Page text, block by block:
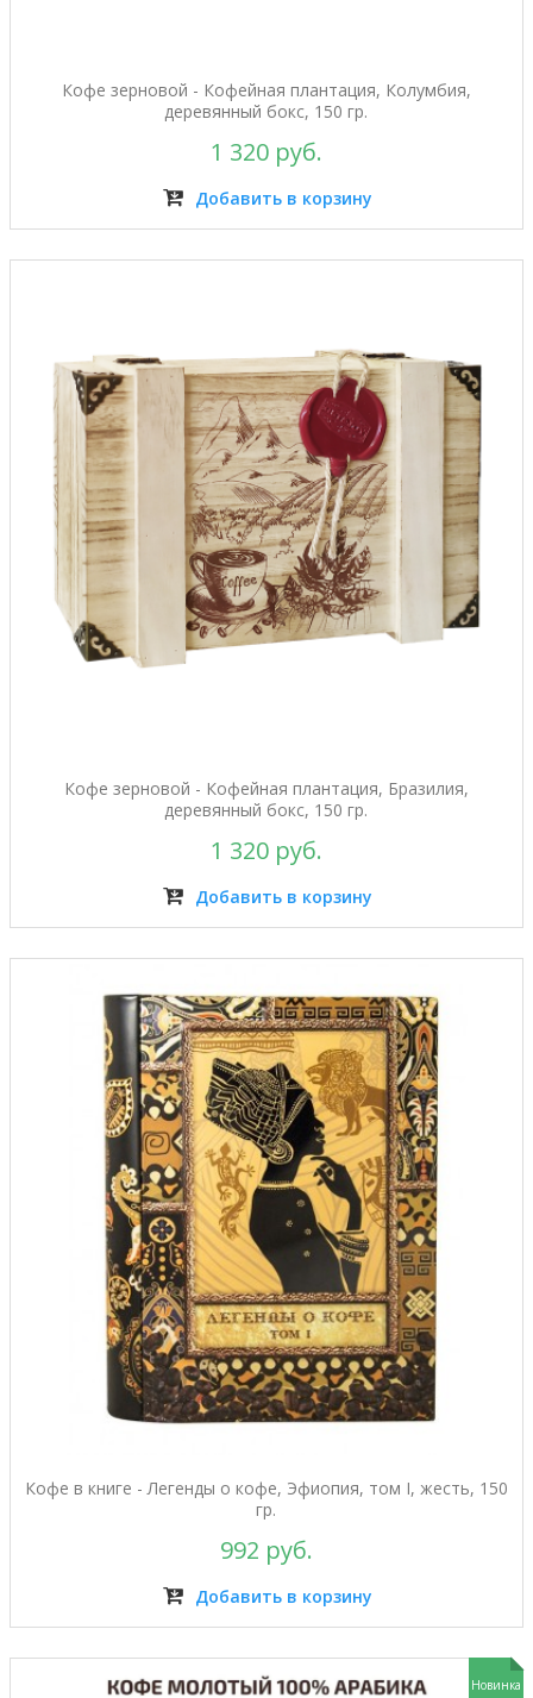
Кофе зерновой - Кофейная плантация, Колумбия,
деревянный бокс, 150 гр.
1 320 руб.
Добавить в корзину
Кофе зерновой - Кофейная плантация, Бразилия,
деревянный бокс, 150 гр.
1 320 руб.
Добавить в корзину
Кофе в книге - Легенды о кофе, Эфиопия, том I, жесть, 150
гр.
992 руб.
Добавить в корзину
Новинка